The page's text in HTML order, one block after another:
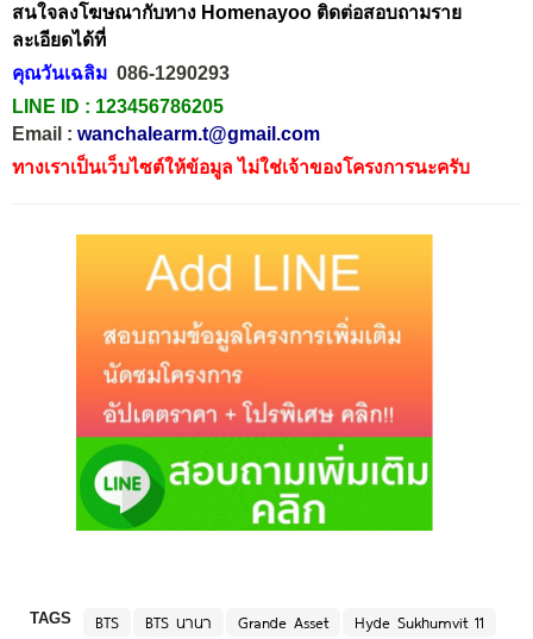
สนใจลงโฆษณากับทาง Homenayoo ติดต่อสอบถามราย
ละเอียดได้ที่
คุณวันเฉลิม 086-1290293
LINE ID : 123456786205
Email : wanchalearm.t@gmail.com
ทางเราเป็นเว็บไซต์ให้ข้อมูล ไม่ใช่เจ้าของโครงการนะครับ
TAGS BTS BTS นานา Grande Asset
Hyde Sukhumvit 11